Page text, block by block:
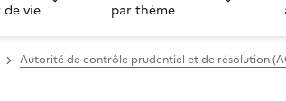
de vie
par thème
Autorité de contrôle prudentiel et de résolution